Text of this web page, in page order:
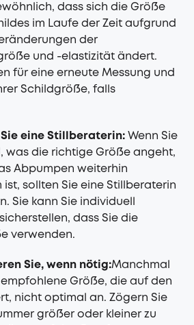
dass sich die Größe
im Laufe der Zeit aufgrund
der
und -elastizität ändert.
für eine erneute Messung und
Schildgröße, falls
Sie eine Stillberaterin: Wenn Sie
was die richtige Größe angeht,
Abpumpen weiterhin
ist, sollten Sie eine Stillberaterin
Sie kann Sie individuell
dass Sie die
verwenden.
Sie, wenn nötig:Manchmal
Größe, die auf den
nicht optimal an. Zögern Sie
größer oder kleiner zu